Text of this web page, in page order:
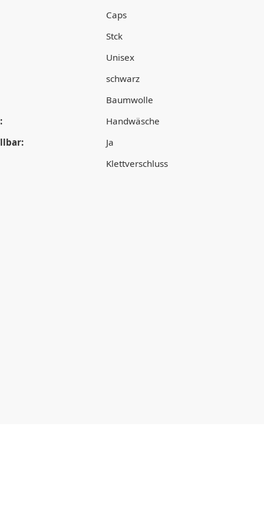
Caps
Stck
Unisex
schwarz
Baumwolle
Handwäsche
Ja
Klettverschluss